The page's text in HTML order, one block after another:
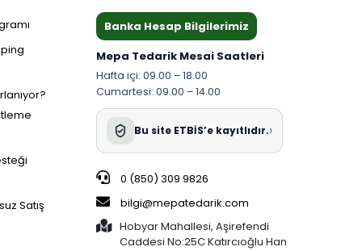
Satış
Banka Hesap Bilgilerimiz
Mepa Tedarik Mesai Saatleri
Hafta içi: 09.00 – 18.00
Cumartesi: 09.00 – 14.00
Bu site ETBİS’e kayıtlıdır.›
0 (850) 309 9826
bilgi@mepatedarik.com
Hobyar Mahallesi, Aşirefendi
Caddesi No:25C Katırcıoğlu Han